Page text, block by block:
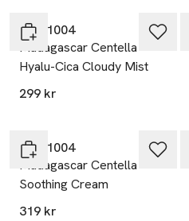
SKIN1004
Madagascar Centella
Hyalu-Cica Cloudy Mist
299 kr
SKIN1004
Madagascar Centella
Soothing Cream
319 kr